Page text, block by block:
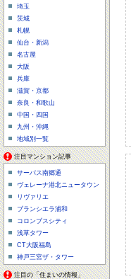
埼玉
茨城
札幌
仙台・新潟
名古屋
大阪
兵庫
滋賀・京都
奈良・和歌山
中国・四国
九州・沖縄
地域別一覧
注目マンション記事
サーパス南郷通
ヴェレーナ港北ニュータウン
リヴァリエ
ブランシエラ浦和
コロンブスシティ
浅草タワー
CT大阪福島
神戸三宮ザ・タワー
注目の「住まいの情報」